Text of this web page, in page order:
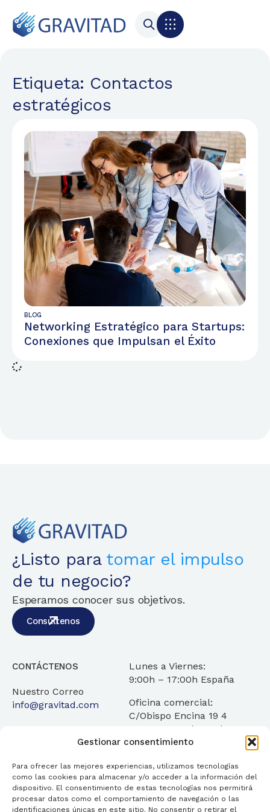
Gestionar consentimiento
Para ofrecer las mejores experiencias, utilizamos tecnologías
como las cookies para almacenar y/o acceder a la información del
dispositivo. El consentimiento de estas tecnologías nos permitirá
procesar datos como el comportamiento de navegación o las
identificaciones únicas en este sitio. No consentir o retirar el
Etiqueta: Contactos
estratégicos
BLOG
Networking Estratégico para Startups:
Conexiones que Impulsan el Éxito
¿Listo para tomar el impulso
de tu negocio?
Esperamos conocer sus objetivos.
Consúltenos
CONTÁCTENOS
Nuestro Correo
info@gravitad.com
Lunes a Viernes:
9:00h – 17:00h España
Oficina comercial:
C/Obispo Encina 19 4
35003 Las Palmas de
Gran Canaria